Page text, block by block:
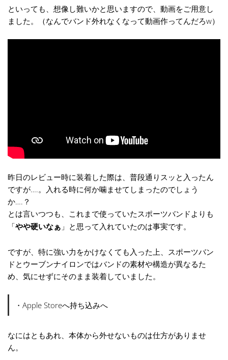
といっても、想像し難いかと思いますので、動画をご用意し
ました。（なんでバンド外れなくなって動画作ってんだろw）
昨日のレビュー時に装着した際は、普段通りスッと入ったん
ですが….。入れる時に何か噛ませてしまったのでしょう
か….？
とは言いつつも、これまで使っていたスポーツバンドよりも
「やや硬いなぁ 」と思って入れていたのは事実です。
ですが、特に強い力をかけなくても入った上、スポーツバン
ドとウーブンナイロンではバンドの素材や構造が異なるた
め、気にせずにそのまま装着していました。
・Apple Storeへ持ち込みへ
なにはともあれ、本体から外せないものは仕方がありませ
ん。